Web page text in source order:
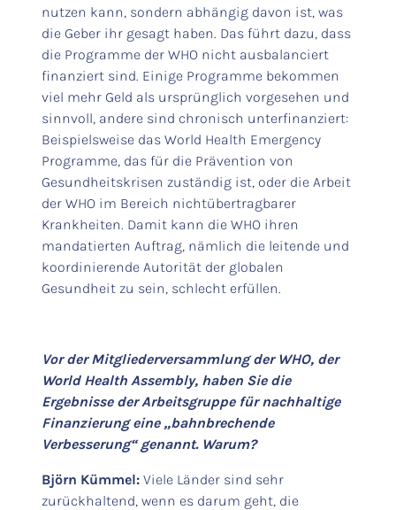
nutzen kann, sondern abhängig davon ist, was
die Geber ihr gesagt haben. Das führt dazu, dass
die Programme der WHO nicht ausbalanciert
finanziert sind. Einige Programme bekommen
viel mehr Geld als ursprünglich vorgesehen und
sinnvoll, andere sind chronisch unterfinanziert:
Beispielsweise das World Health Emergency
Programme, das für die Prävention von
Gesundheitskrisen zuständig ist, oder die Arbeit
der WHO im Bereich nichtübertragbarer
Krankheiten. Damit kann die WHO ihren
mandatierten Auftrag, nämlich die leitende und
koordinierende Autorität der globalen
Gesundheit zu sein, schlecht erfüllen.
Vor der Mitgliederversammlung der WHO, der
World Health Assembly, haben Sie die
Ergebnisse der Arbeitsgruppe für nachhaltige
Finanzierung eine „bahnbrechende
Verbesserung“ genannt. Warum?
Björn Kümmel: Viele Länder sind sehr
zurückhaltend, wenn es darum geht, die